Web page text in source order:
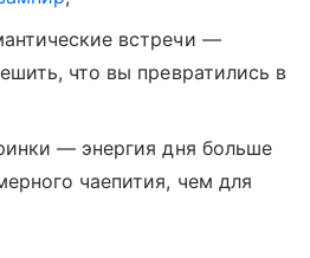
встречи —
что вы превратились в
— энергия дня больше
чаепития, чем для